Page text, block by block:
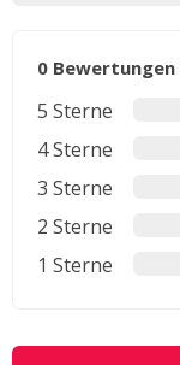
0
5 Sterne
4 Sterne
3 Sterne
2 Sterne
1 Sterne